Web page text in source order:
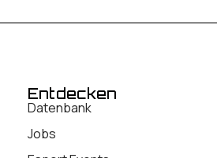
Entdecken
Datenbank
Jobs